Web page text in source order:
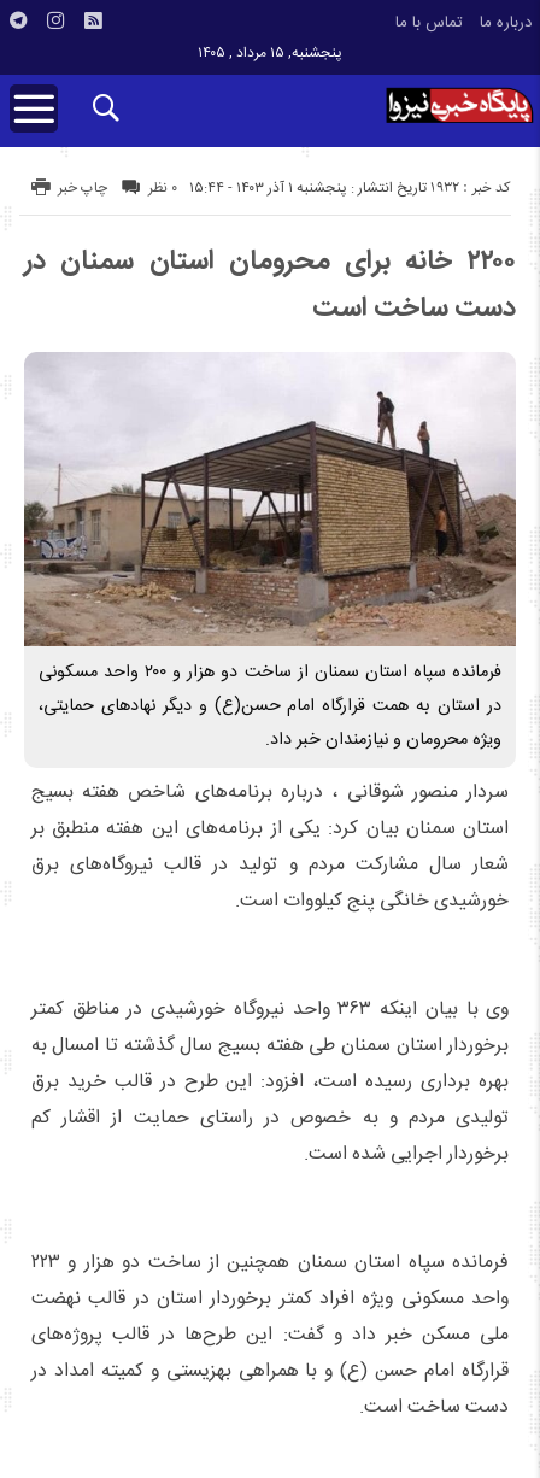
درباره ما تماس با ما
پنجشنبه, ۱۵ مرداد , ۱۴۰۵
تاریخ انتشار : پنجشنبه ۱ آذر ۱۴۰۳ - ۱۵:۴۴ کد خبر : 1932 چاپ خبر ۰ نظر
۲۲۰۰ خانه برای محرومان استان سمنان در
دست ساخت است
فرمانده سپاه استان سمنان از ساخت دو هزار و ۲۰۰ واحد مسکونی
در استان به همت قرارگاه امام حسن(ع) و دیگر نهادهای حمایتی،
ویژه محرومان و نیازمندان خبر داد.
سردار منصور شوقانی ، درباره برنامه‌های شاخص هفته بسیج
استان سمنان بیان کرد: یکی از برنامه‌های این هفته منطبق بر
شعار سال مشارکت مردم و تولید در قالب نیروگاه‌های برق
خورشیدی خانگی پنج کیلووات است.
وی با بیان اینکه ۳۶۳ واحد نیروگاه خورشیدی در مناطق کمتر
برخوردار استان سمنان طی هفته بسیج سال گذشته تا امسال به
بهره برداری رسیده است، افزود: این طرح در قالب خرید برق
تولیدی مردم و به خصوص در راستای حمایت از اقشار کم
برخوردار اجرایی شده است.
فرمانده سپاه استان سمنان همچنین از ساخت دو هزار و ۲۲۳
واحد مسکونی ویژه افراد کمتر برخوردار استان در قالب نهضت
ملی مسکن خبر داد و گفت: این طرح‌ها در قالب پروژه‌های
قرارگاه امام حسن (ع) و با همراهی بهزیستی و کمیته امداد در
دست ساخت است.